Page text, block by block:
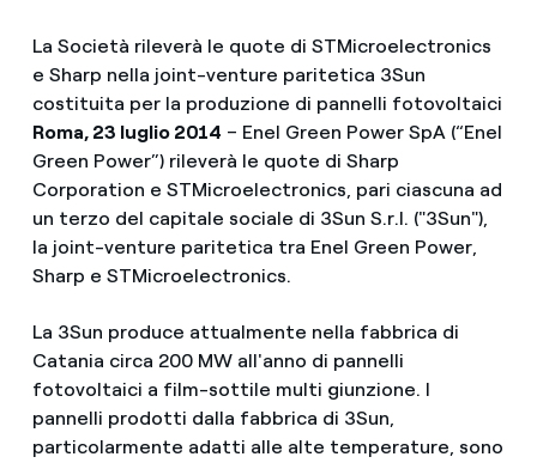
La Società rileverà le quote di STMicroelectronics
e Sharp nella joint-venture paritetica 3Sun
costituita per la produzione di pannelli fotovoltaici
Roma, 23 luglio 2014 – Enel Green Power SpA (“Enel
Green Power”) rileverà le quote di Sharp
Corporation e STMicroelectronics, pari ciascuna ad
un terzo del capitale sociale di 3Sun S.r.l. ("3Sun"),
la joint-venture paritetica tra Enel Green Power,
Sharp e STMicroelectronics.
La 3Sun produce attualmente nella fabbrica di
Catania circa 200 MW all'anno di pannelli
fotovoltaici a film-sottile multi giunzione. I
pannelli prodotti dalla fabbrica di 3Sun,
particolarmente adatti alle alte temperature, sono